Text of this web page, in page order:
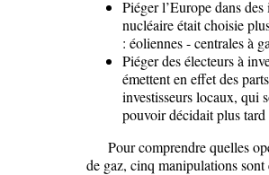
Piéger l’Europe dans
nucléaire était choisie
: éoliennes - centrales à
Piéger des électeurs à
émettent en effet des
investisseurs locaux, qui
pouvoir décidait plus
Pour comprendre quelles
de gaz, cinq manipulations sont